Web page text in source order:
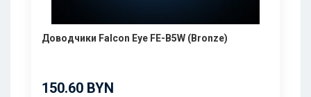
Доводчики Falcon Eye FE-B5W (Bronze)
150.60 BYN